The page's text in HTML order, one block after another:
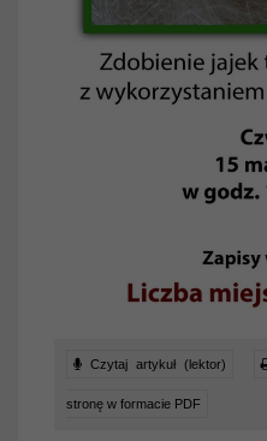
Czytaj artykuł (lektor)
stronę w formacie PDF